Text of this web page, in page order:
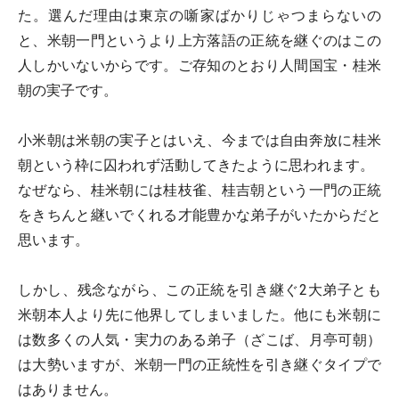
た。選んだ理由は東京の噺家ばかりじゃつまらないの
と、米朝一門というより上方落語の正統を継ぐのはこの
人しかいないからです。ご存知のとおり人間国宝・桂米
朝の実子です。
小米朝は米朝の実子とはいえ、今までは自由奔放に桂米
朝という枠に囚われず活動してきたように思われます。
なぜなら、桂米朝には桂枝雀、桂吉朝という一門の正統
をきちんと継いでくれる才能豊かな弟子がいたからだと
思います。
しかし、残念ながら、この正統を引き継ぐ2大弟子とも
米朝本人より先に他界してしまいました。他にも米朝に
は数多くの人気・実力のある弟子（ざこば、月亭可朝）
は大勢いますが、米朝一門の正統性を引き継ぐタイプで
はありません。